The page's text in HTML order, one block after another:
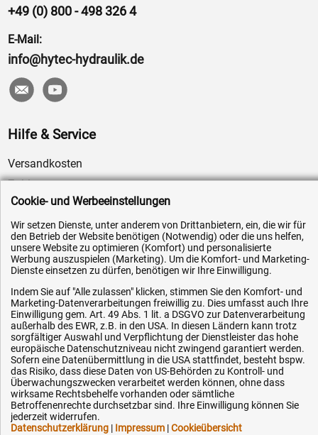
+49 (0) 800 - 498 326 4
E-Mail:
info@hytec-hydraulik.de
Hilfe & Service
Versandkosten
Zahlungsarten
Service
AGB / Widerrufsrecht
Datenschutz
Impressum
Karriere
OEM-Ersatzteile
Technik-Hilfe
Downloads
Kontakt
Ihre Hytec-Hydraulik Vorteile
Cookie- und Werbeeinstellungen
Wir setzen Dienste, unter anderem von Drittanbietern, ein, die wir für
den Betrieb der Website benötigen (Notwendig) oder die uns helfen,
unsere Website zu optimieren (Komfort) und personalisierte
Werbung auszuspielen (Marketing). Um die Komfort- und Marketing-
Dienste einsetzen zu dürfen, benötigen wir Ihre Einwilligung.
Indem Sie auf "Alle zulassen" klicken, stimmen Sie den Komfort- und
Marketing-Datenverarbeitungen freiwillig zu. Dies umfasst auch Ihre
Einwilligung gem. Art. 49 Abs. 1 lit. a DSGVO zur Datenverarbeitung
außerhalb des EWR, z.B. in den USA. In diesen Ländern kann trotz
sorgfältiger Auswahl und Verpflichtung der Dienstleister das hohe
europäische Datenschutzniveau nicht zwingend garantiert werden.
Sofern eine Datenübermittlung in die USA stattfindet, besteht bspw.
das Risiko, dass diese Daten von US-Behörden zu Kontroll- und
Überwachungszwecken verarbeitet werden können, ohne dass
wirksame Rechtsbehelfe vorhanden oder sämtliche
Betroffenenrechte durchsetzbar sind. Ihre Einwilligung können Sie
jederzeit widerrufen.
Datenschutzerklärung | Impressum |Cookieübersicht